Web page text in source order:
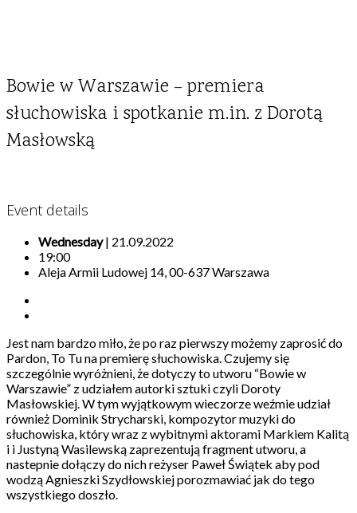
Bowie w Warszawie – premiera
słuchowiska i spotkanie m.in. z Dorotą
Masłowską
Event details
Wednesday| 21.09.2022
19:00
Aleja Armii Ludowej 14, 00-637 Warszawa
Jest nam bardzo miło, że po raz pierwszy możemy zaprosić do
Pardon, To Tu na premierę słuchowiska. Czujemy się
szczególnie wyróżnieni, że dotyczy to utworu “Bowie w
Warszawie” z udziałem autorki sztuki czyli Doroty
Masłowskiej. W tym wyjątkowym wieczorze weźmie udział
również Dominik Strycharski, kompozytor muzyki do
słuchowiska, który wraz z wybitnymi aktorami Markiem Kalitą
i i Justyną Wasilewską zaprezentują fragment utworu, a
nastepnie dołączy do nich reżyser Paweł Świątek aby pod
wodzą Agnieszki Szydłowskiej porozmawiać jak do tego
wszystkiego doszło.